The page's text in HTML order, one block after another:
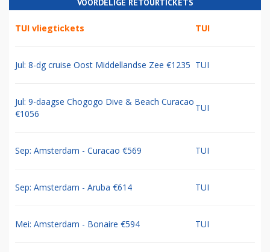
VOORDELIGE RETOURTICKETS
TUI vliegtickets TUI
Jul: 8-dg cruise Oost Middellandse Zee €1235 TUI
Jul: 9-daagse Chogogo Dive & Beach Curacao
€1056
TUI
Sep: Amsterdam - Curacao €569 TUI
Sep: Amsterdam - Aruba €614 TUI
Mei: Amsterdam - Bonaire €594 TUI